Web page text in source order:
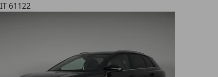
IT 61122